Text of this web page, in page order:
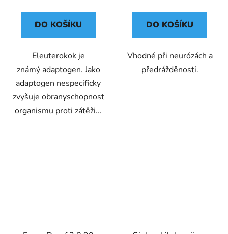
DO KOŠÍKU
Eleuterokok je
známý adaptogen. Jako
adaptogen nespecificky
zvyšuje obranyschopnost
organismu proti zátěži...
DO KOŠÍKU
Vhodné při neurózách a
předrážděnosti.